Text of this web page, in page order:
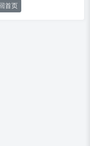
首页